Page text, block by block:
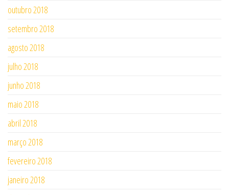
outubro 2018
setembro 2018
agosto 2018
julho 2018
junho 2018
maio 2018
abril 2018
março 2018
fevereiro 2018
janeiro 2018